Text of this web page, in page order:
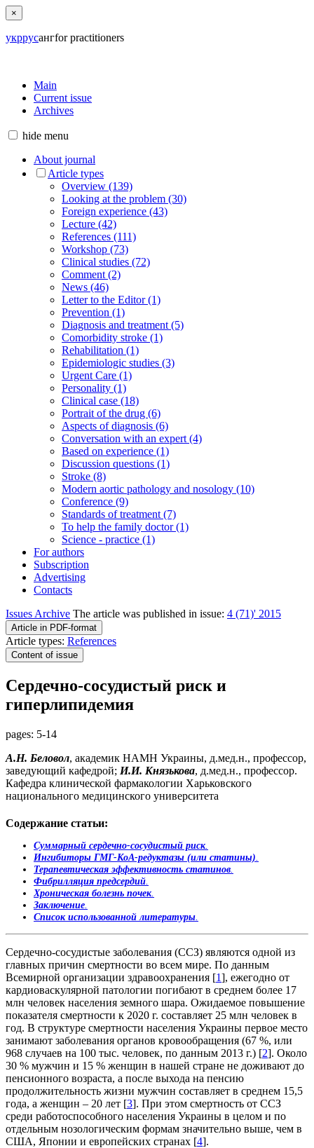
×
укррусангfor practitioners
Main
Current issue
Archives
hide menu
About journal
Article types
Overview (139)
Looking at the problem (30)
Foreign experience (43)
Lecture (42)
References (111)
Workshop (73)
Clinical studies (72)
Comment (2)
News (46)
Letter to the Editor (1)
Prevention (1)
Diagnosis and treatment (5)
Comorbidity stroke (1)
Rehabilitation (1)
Epidemiologic studies (3)
Urgent Care (1)
Personality (1)
Clinical case (18)
Portrait of the drug (6)
Aspects of diagnosis (6)
Conversation with an expert (4)
Based on experience (1)
Discussion questions (1)
Stroke (8)
Modern aortic pathology and nosology (10)
Conference (9)
Standards of treatment (7)
To help the family doctor (1)
Science - practice (1)
For authors
Subscription
Advertising
Contacts
Issues Archive The article was published in issue: 4 (71)' 2015
Article in PDF-format
Article types: References
Content of issue
Сердечно-сосудистый риск и
гиперлипидемия
pages: 5-14
А.Н. Беловол, академик НАМН Украины, д.мед.н., профессор,
заведующий кафедрой; И.И. Князькова, д.мед.н., профессор.
Кафедра клинической фармакологии Харьковского
национального медицинского университета
Содержание статьи:
Суммарный сердечно-сосудистый риск.
Ингибиторы ГМГ-КоА-редуктазы (или статины).
Терапевтическая эффективность статинов.
Фибрилляция предсердий.
Хроническая болезнь почек.
Заключение.
Список использованной литературы.
Сердечно-сосудистые заболевания (ССЗ) являются одной из
главных причин смертности во всем мире. По данным
Всемирной организации здравоохранения [1], ежегодно от
кардиоваскулярной патологии погибают в среднем более 17
млн человек населения земного шара. Ожидаемое повышение
показателя смертности к 2020 г. составляет 25 млн человек в
год. В структуре смертности населения Украины первое место
занимают заболевания органов кровообращения (67 %, или
968 случаев на 100 тыс. человек, по данным 2013 г.) [2]. Около
30 % мужчин и 15 % женщин в нашей стране не доживают до
пенсионного возраста, а после выхода на пенсию
продолжительность жизни мужчин составляет в среднем 15,5
года, а женщин – 20 лет [3]. При этом смертность от ССЗ
среди работоспособного населения Украины в целом и по
отдельным нозологическим формам значительно выше, чем в
США, Японии и европейских странах [4].